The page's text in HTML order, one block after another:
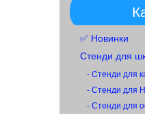
✅ Новинки
Стенди для
- Cтенди для
- Стенди для
- Стенди для